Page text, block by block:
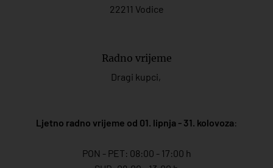
22211 Vodice
Radno vrijeme
Dragi kupci,
Ljetno radno vrijeme od 01. lipnja - 31. kolovoza:
PON - PET: 08:00 - 17:00 h